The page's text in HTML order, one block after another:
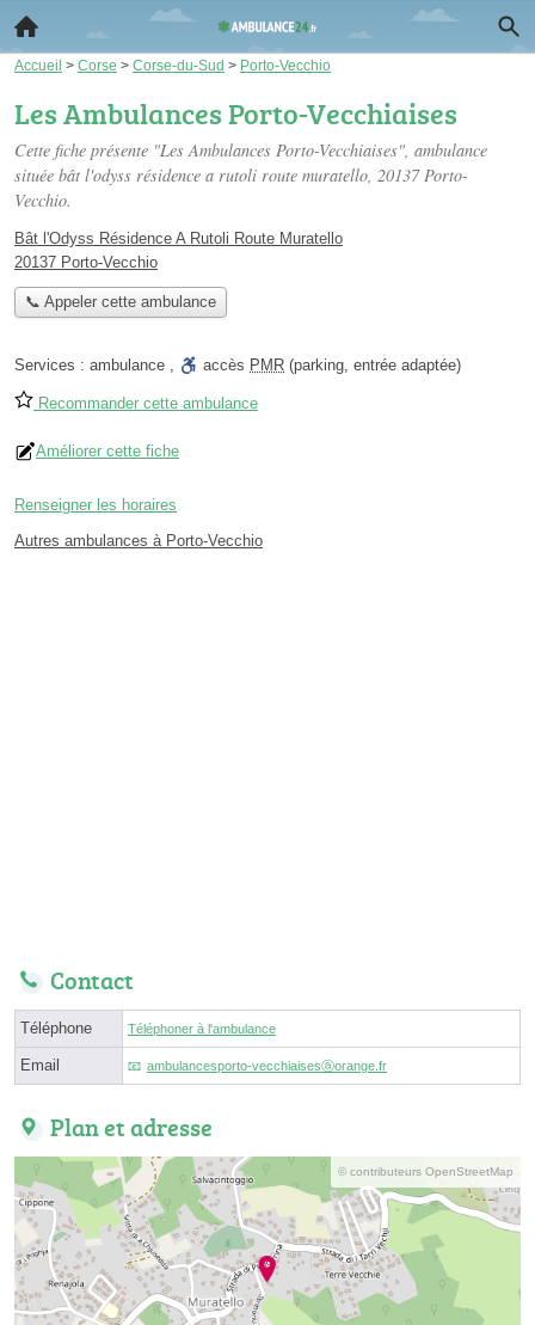
Accueil > Corse > Corse-du-Sud > Porto-Vecchio
Les Ambulances Porto-Vecchiaises
Cette fiche présente "Les Ambulances Porto-Vecchiaises", ambulance
située bât l'odyss résidence a rutoli route muratello, 20137 Porto-
Vecchio.
Bât l'Odyss Résidence A Rutoli Route Muratello
20137 Porto-Vecchio
📞 Appeler cette ambulance
Services : ambulance , accès PMR (parking, entrée adaptée)
Recommander cette ambulance
Améliorer cette fiche
Renseigner les horaires
Autres ambulances à Porto-Vecchio
Contact
Téléphone Téléphoner à l'ambulance
Email ambulancesporto-vecchiaisesⓐorange.fr
Plan et adresse
© contributeurs OpenStreetMap